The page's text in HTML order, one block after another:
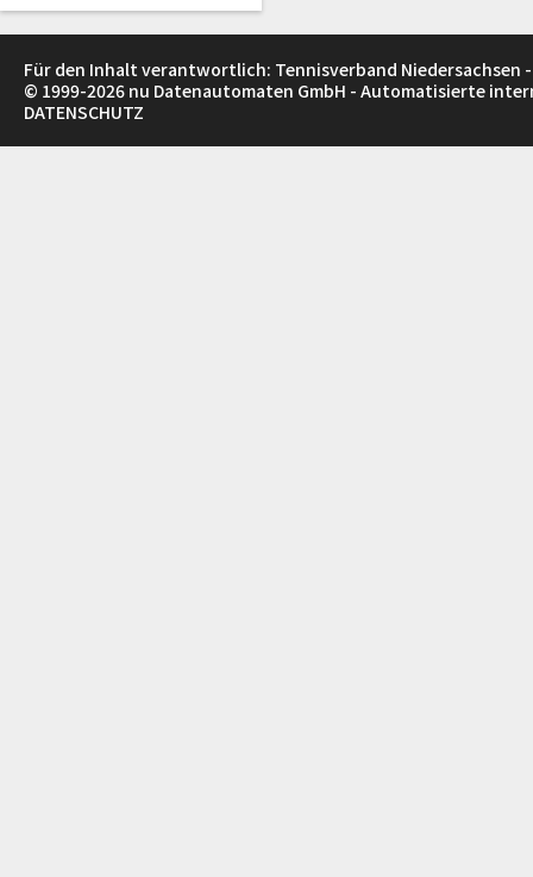
Für den Inhalt verantwortlich: Tennisverband Niedersachsen -
© 1999-2026 nu Datenautomaten GmbH - Automatisierte
DATENSCHUTZ